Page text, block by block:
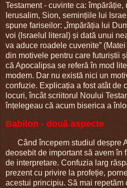
Testament - cuvinte ca: împărăție,
Ierusalim, Sion, semințiile lui
spune fariseilor: „împărăția lui
voi (Israelul literal) și dată unui
va aduce roadele cuvenite”
din motivele pentru care futuriștii
că Apocalipsa se referă în mod
modem. Dar nu există nici un
confuzie. Explicația a fost atât de
locuri, încât scriitorul Noului
înțelegeau că acum biserica a
Babilon - două aspecte
Când începem studiul despre
deosebit de important să avem în
de interpretare. Confuzia larg
prezent cu privire la profeție,
acestui principiu. Să mai repetăm